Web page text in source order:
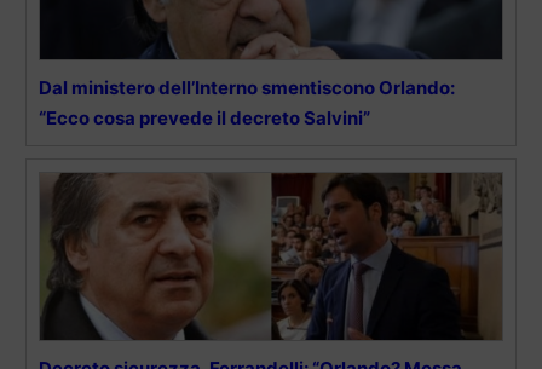
Dal ministero dell’Interno smentiscono Orlando:
“Ecco cosa prevede il decreto Salvini”